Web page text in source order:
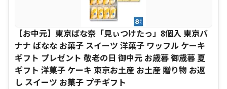
【お中元】東京ばな奈「見ぃつけたっ」8個入 東京バ
ナナ ばなな お菓子 スイーツ 洋菓子 ワッフル ケーキ
ギフト プレゼント 敬老の日 御中元 お歳暮 御歳暮 夏
ギフト 洋菓子 ケーキ 東京お土産 お土産 贈り物 お返
し スイーツ お菓子 プチギフト